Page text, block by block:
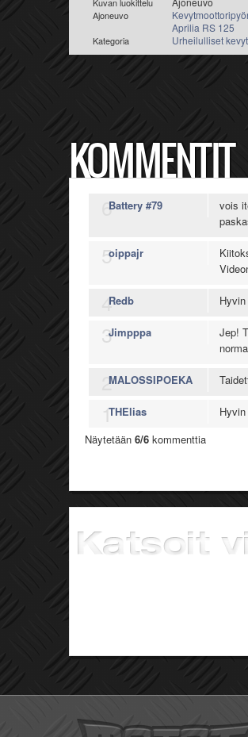
Ajoneuvo
Aprilia RS 125
Kategoria Urheilulliset
KOMMENTIT
6Battery #79
vois
5oippajr
4Redb
3Jimpppa
Jep!
2
MALOSSIPOEKA
1THElias
Näytetään 6/6 kommenttia